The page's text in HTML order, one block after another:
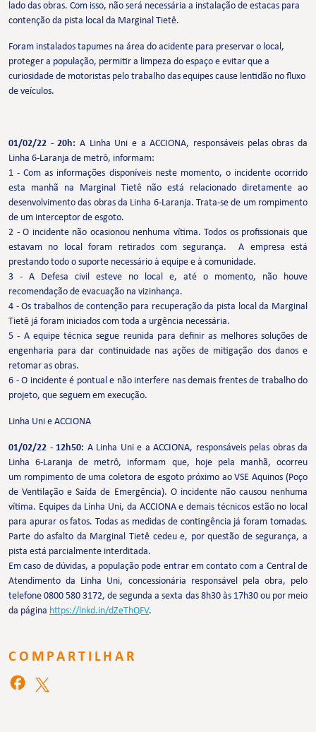
lado das obras. Com isso, não será necessária a instalação de estacas para
contenção da pista local da Marginal Tietê.
Foram instalados tapumes na área do acidente para preservar o local,
proteger a população, permitir a limpeza do espaço e evitar que a
curiosidade de motoristas pelo trabalho das equipes cause lentidão no fluxo
de veículos.
01/02/22 - 20h: A Linha Uni e a ACCIONA, responsáveis pelas obras da
Linha 6-Laranja de metrô, informam:
1 - Com as informações disponíveis neste momento, o incidente ocorrido
esta manhã na Marginal Tietê não está relacionado diretamente ao
desenvolvimento das obras da Linha 6-Laranja. Trata-se de um rompimento
de um interceptor de esgoto.
2 - O incidente não ocasionou nenhuma vítima. Todos os profissionais que
estavam no local foram retirados com segurança. A empresa está
prestando todo o suporte necessário à equipe e à comunidade.
3 - A Defesa civil esteve no local e, até o momento, não houve
recomendação de evacuação na vizinhança.
4 - Os trabalhos de contenção para recuperação da pista local da Marginal
Tietê já foram iniciados com toda a urgência necessária.
5 - A equipe técnica segue reunida para definir as melhores soluções de
engenharia para dar continuidade nas ações de mitigação dos danos e
retomar as obras.
6 - O incidente é pontual e não interfere nas demais frentes de trabalho do
projeto, que seguem em execução.
Linha Uni e ACCIONA
01/02/22 - 12h50: A Linha Uni e a ACCIONA, responsáveis pelas obras da
Linha 6-Laranja de metrô, informam que, hoje pela manhã, ocorreu
um rompimento de uma coletora de esgoto próximo ao VSE Aquinos (Poço
de Ventilação e Saída de Emergência). O incidente não causou nenhuma
vítima. Equipes da Linha Uni, da ACCIONA e demais técnicos estão no local
para apurar os fatos. Todas as medidas de contingência já foram tomadas.
Parte do asfalto da Marginal Tietê cedeu e, por questão de segurança, a
pista está parcialmente interditada.
Em caso de dúvidas, a população pode entrar em contato com a Central de
Atendimento da Linha Uni, concessionária responsável pela obra, pelo
telefone 0800 580 3172, de segunda a sexta das 8h30 às 17h30 ou por meio
da página https://lnkd.in/dZeThQFV.
COMPARTILHAR